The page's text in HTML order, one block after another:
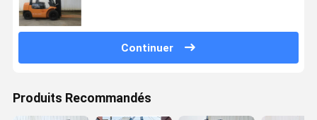
Continuer
Produits Recommandés